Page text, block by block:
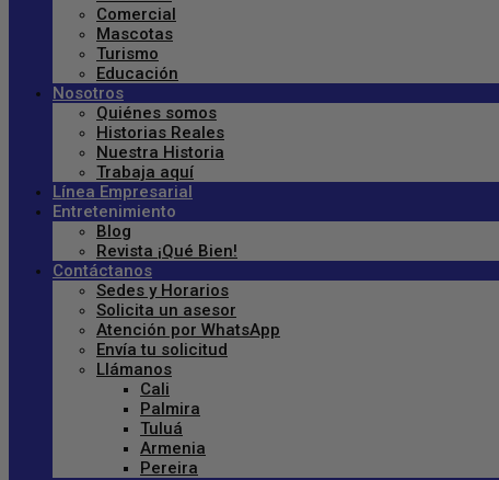
Comercial
Mascotas
Turismo
Educación
Nosotros
Quiénes somos
Historias Reales
Nuestra Historia
Trabaja aquí
Línea Empresarial
Entretenimiento
Blog
Revista ¡Qué Bien!
Contáctanos
Sedes y Horarios
Solicita un asesor
Atención por WhatsApp
Envía tu solicitud
Llámanos
Cali
Palmira
Tuluá
Armenia
Pereira